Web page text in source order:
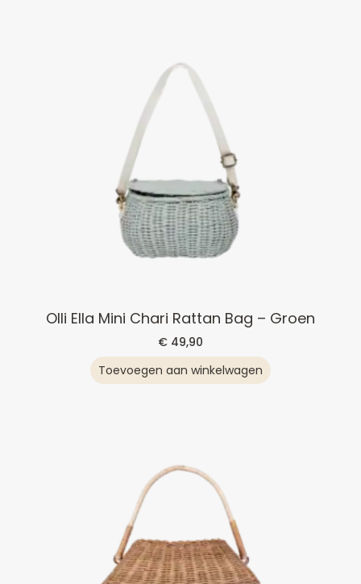
Olli Ella Mini Chari Rattan Bag – Groen
€ 49,90
Toevoegen aan winkelwagen